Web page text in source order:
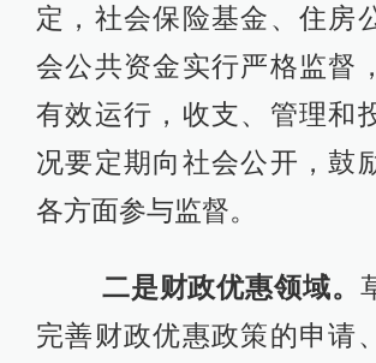
定，社会保险基金、住房
会公共资金实行严格监督
有效运行，收支、管理和
况要定期向社会公开，鼓
各方面参与监督。
二是财政优惠领域。
完善财政优惠政策的申请